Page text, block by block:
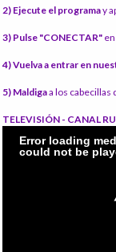
2) Ejecute el programay
3) Pulse "CONECTAR"
4) Vuelva a entrar en
5) Maldigaa los cabecillas
TELEVISIÓN - CANAL